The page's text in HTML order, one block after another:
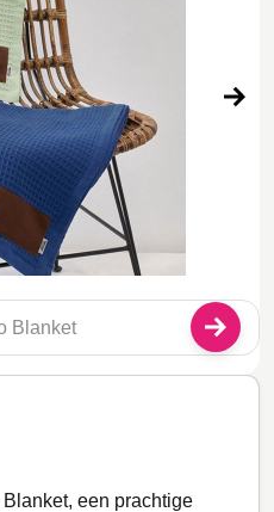
een prachtige